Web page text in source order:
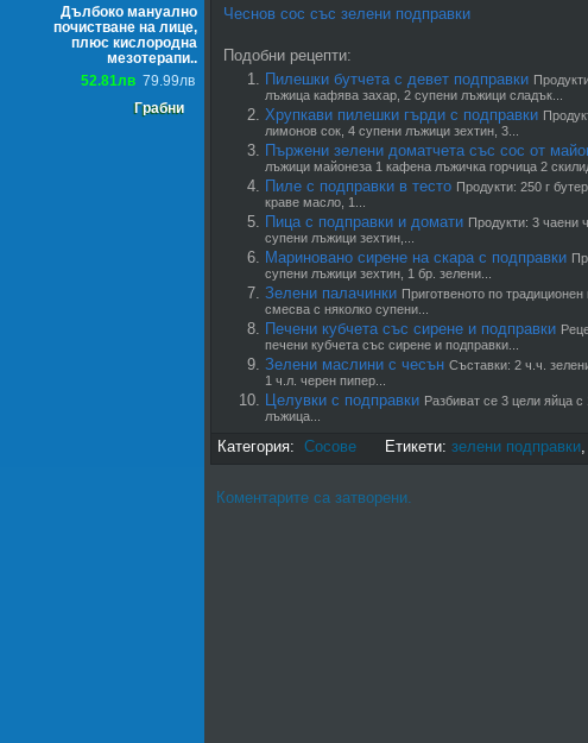
Дълбоко мануално
почистване на лице,
плюс кислородна
мезотерапи..
52.81лв 79.99лв
Грабни
Чеснов сос със зелени подправки
Подобни рецепти:
Пилешки бутчета с девет подправки
лъжица кафява захар, 2 супени лъжици сладък...
Хрупкави пилешки гърди с подправки
лимонов сок, 4 супени лъжици зехтин, 3...
Пържени зелени доматчета със сос от
лъжици майонеза 1 кафена лъжичка горчица 2
Пиле с подправки в тесто Продукти: 250 г
краве масло, 1...
Пица с подправки и домати Продукти: 3 чаени
супени лъжици зехтин,...
Мариновано сирене на скара с подправки
супени лъжици зехтин, 1 бр. зелени...
Зелени палачинки Приготвеното по
смесва с няколко супени...
Печени кубчета със сирене и подправки
печени кубчета със сирене и подправки...
Зелени маслини с чесън Съставки: 2 ч.ч.
1 ч.л. черен пипер...
Целувки с подправки Разбиват се 3 цели яйца
лъжица...
Категория: Сосове Етикети: зелени подправки,
Коментарите са затворени.